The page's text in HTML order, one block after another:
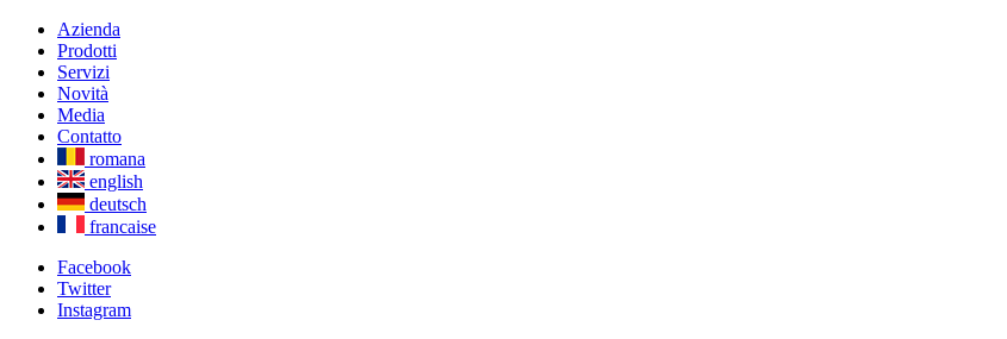
Azienda
Prodotti
Servizi
Novità
Media
Contatto
romana
english
deutsch
francaise
Facebook
Twitter
Instagram